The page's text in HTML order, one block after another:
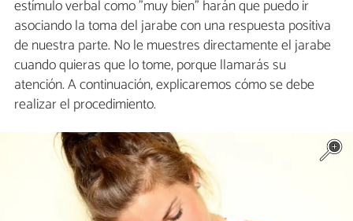
estímulo verbal como "muy bien" harán que puedo ir
asociando la toma del jarabe con una respuesta positiva
de nuestra parte. No le muestres directamente el jarabe
cuando quieras que lo tome, porque llamarás su
atención. A continuación, explicaremos cómo se debe
realizar el procedimiento.